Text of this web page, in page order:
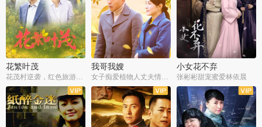
花繁叶茂
花茂村逆袭，红色旅游出圈
我哥我嫂
女子痴爱植物人丈夫情定一生
小女花不弃
张彬彬甜宠蜜爱林依晨
全42集
全35集 全32集